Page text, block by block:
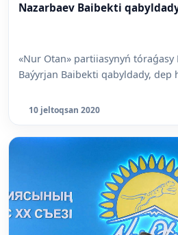
Nazarbaev Baibekti
«Nur Otan» partiiasynyń
Baýyrjan Baibekti qabyldady, dep
10 jeltoqsan 2020